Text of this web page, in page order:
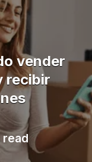
vender
recibir
read